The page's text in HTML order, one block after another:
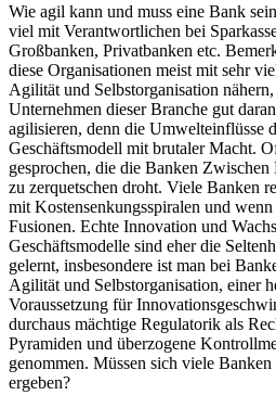
Wie agil kann und muss eine Bank
viel mit Verantwortlichen bei
Großbanken, Privatbanken etc.
diese Organisationen meist mit sehr
Agilität und Selbstorganisation
Unternehmen dieser Branche gut
agilisieren, denn die Umwelteinflüsse
Geschäftsmodell mit brutaler Macht.
gesprochen, die die Banken
zu zerquetschen droht. Viele Banken
mit Kostensenkungsspiralen und
Fusionen. Echte Innovation und
Geschäftsmodelle sind eher die
gelernt, insbesondere ist man bei
Agilität und Selbstorganisation, einer
Voraussetzung für
durchaus mächtige Regulatorik als
Pyramiden und überzogene
genommen. Müssen sich viele
ergeben?